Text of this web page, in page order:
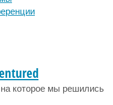
которое мы решились